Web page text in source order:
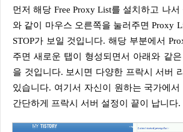
먼저 해당 Free Proxy List를 설치하고 나서 웹페이지에서 아래
와 같이 마우스 오른쪽을 눌러주면 Proxy
STOP가 보일 것입니다. 해당 부분에서
주면 새로운 탭이 형성되면서 아래와 같
을 것입니다. 보시면 다양한 프락시 서버
있습니다. 여기서 자신이 원하는 국가에서
간단하게 프락시 서버 설정이 끝이 납니다.